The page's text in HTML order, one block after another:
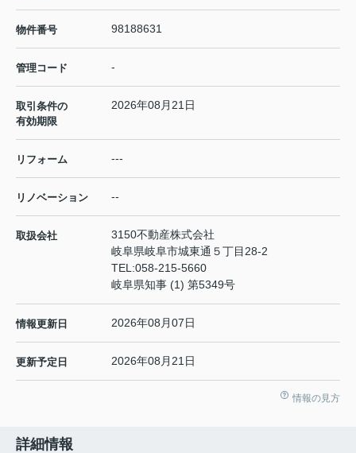
物件番号 98188631
管理コード -
取引条件の
有効期限
2026年08月21日
リフォーム ---
リノベーション --
取扱会社
3150不動産株式会社
岐阜県岐阜市城東通５丁目28-2
TEL:058-215-5660
岐阜県知事 (1) 第5349号
情報更新日 2026年08月07日
更新予定日 2026年08月21日
情報の見方
詳細情報